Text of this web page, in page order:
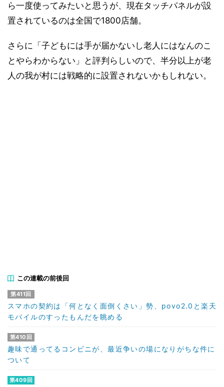
ら一度使ってみたいと思うが、現在タッチパネルが設
置されているのは全国で1800店舗。
さらに「子どもには手が届かないし老人にはなんのこ
とやらわからない」と評判らしいので、半分以上が老
人の我が村には戦略的に設置されないかもしれない。
この連載の前後回
第411回
スマホの契約は「何となく面倒くさい」勢、povo2.0と楽天
モバイルのすったもんだを眺める
第410回
趣味で通ってるコンビニが、最近争いの場になりがちな件に
ついて
第409回